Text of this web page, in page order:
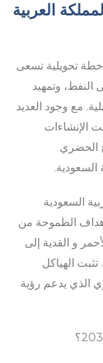
العربية
الاسم، خطة تحويلية تسعى
النفط، وتمهيد
مع وجود العديد
الإنشاءات
الحضري
السعودية.
السعودية
الطموحة من
و القدية إلى
الهياكل
الذي يدعم رؤية